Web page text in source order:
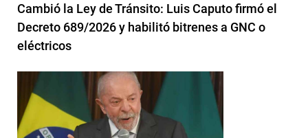
Cambió la Ley de Tránsito: Luis Caputo firmó el
Decreto 689/2026 y habilitó bitrenes a GNC o
eléctricos